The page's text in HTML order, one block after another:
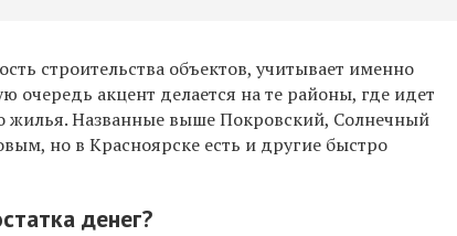
строительства объектов, учитывает именно
очередь акцент делается на те районы, где идет
жилья. Названные выше Покровский, Солнечный
но в Красноярске есть и другие быстро
денег?